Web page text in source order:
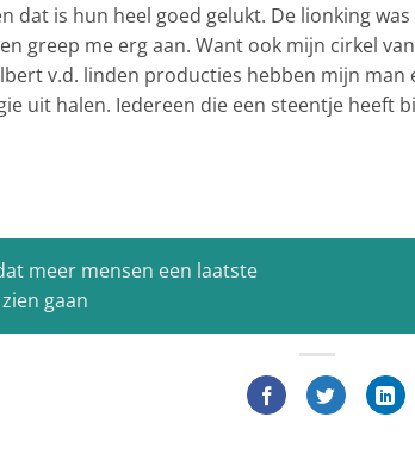
dat is hun heel goed gelukt. De lionking
greep me erg aan. Want ook mijn cirkel
v.d. linden producties hebben mijn
uit halen. Iedereen die een steentje heeft
meer mensen een laatste
gaan